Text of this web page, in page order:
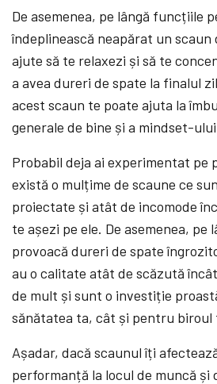
De asemenea, pe lângă funcțiile
îndeplinească neapărat un scaun
ajute să te relaxezi și să te
a avea dureri de spate la finalul
acest scaun te poate ajuta la
generale de bine și a mindset-
Probabil deja ai experimentat pe
există o mulțime de scaune ce
proiectate și atât de incomode
te așezi pe ele. De asemenea, pe
provoacă dureri de spate
au o calitate atât de scăzută
de mult și sunt o investiție
sănătatea ta, cât și pentru biroul
Așadar, dacă scaunul îți
performanță la locul de muncă și